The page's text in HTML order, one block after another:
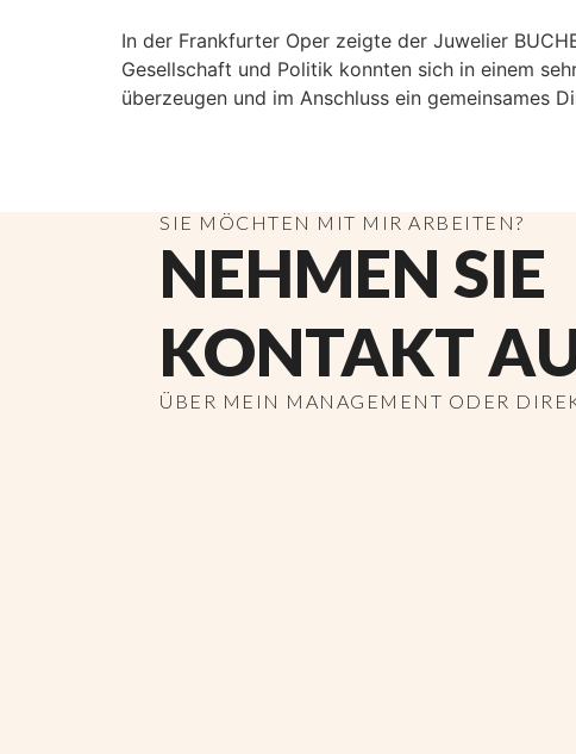
In der Frankfurter Oper zeigte der Juwelier
Gesellschaft und Politik konnten sich in einem
überzeugen und im Anschluss ein gemeinsames
SIE MÖCHTEN MIT MIR ARBEITEN?
NEHMEN SIE
KONTAKT
ÜBER MEIN MANAGEMENT ODER